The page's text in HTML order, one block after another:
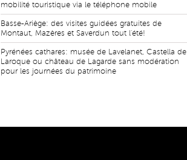
mobilité touristique via le téléphone mobile
Basse-Ariège: des visites guidées gratuites de
Montaut, Mazères et Saverdun tout l'été!
Pyrénées cathares: musée de Lavelanet, Castella de
Laroque ou château de Lagarde sans modération
pour les journées du patrimoine